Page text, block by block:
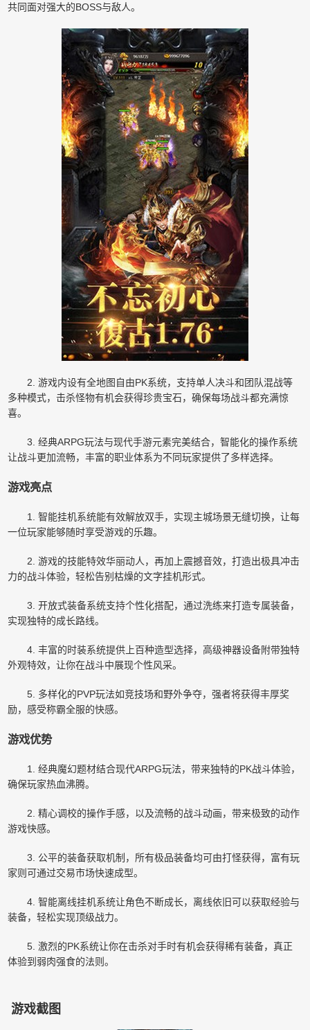
共同面对强大的BOSS与敌人。
2. 游戏内设有全地图自由PK系统，支持单人决斗和团队混战等
多种模式，击杀怪物有机会获得珍贵宝石，确保每场战斗都充满惊
喜。
3. 经典ARPG玩法与现代手游元素完美结合，智能化的操作系统
让战斗更加流畅，丰富的职业体系为不同玩家提供了多样选择。
游戏亮点
1. 智能挂机系统能有效解放双手，实现主城场景无缝切换，让每
一位玩家能够随时享受游戏的乐趣。
2. 游戏的技能特效华丽动人，再加上震撼音效，打造出极具冲击
力的战斗体验，轻松告别枯燥的文字挂机形式。
3. 开放式装备系统支持个性化搭配，通过洗练来打造专属装备，
实现独特的成长路线。
4. 丰富的时装系统提供上百种造型选择，高级神器设备附带独特
外观特效，让你在战斗中展现个性风采。
5. 多样化的PVP玩法如竞技场和野外争夺，强者将获得丰厚奖
励，感受称霸全服的快感。
游戏优势
1. 经典魔幻题材结合现代ARPG玩法，带来独特的PK战斗体验，
确保玩家热血沸腾。
2. 精心调校的操作手感，以及流畅的战斗动画，带来极致的动作
游戏快感。
3. 公平的装备获取机制，所有极品装备均可由打怪获得，富有玩
家则可通过交易市场快速成型。
4. 智能离线挂机系统让角色不断成长，离线依旧可以获取经验与
装备，轻松实现顶级战力。
5. 激烈的PK系统让你在击杀对手时有机会获得稀有装备，真正
体验到弱肉强食的法则。
游戏截图